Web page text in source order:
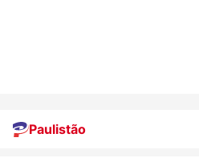
Paulistão